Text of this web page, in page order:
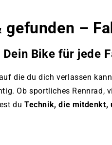
gefunden –
Dein Bike für jede
die du dich verlassen
Ob sportliches Rennrad,
duTechnik, die mitdenkt,